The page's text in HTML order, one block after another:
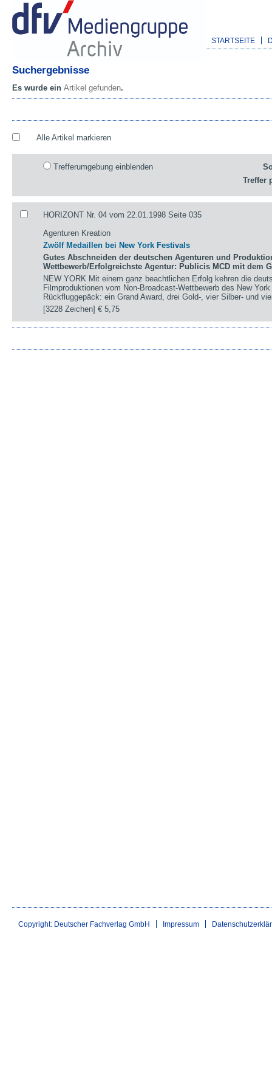
STARTSEITE
Suchergebnisse
Es wurde ein Artikel gefunden.
Alle Artikel markieren
Trefferumgebung einblenden
Treffer
HORIZONT Nr. 04 vom 22.01.1998 Seite 035
Agenturen Kreation
Zwölf Medaillen bei New York Festivals
Gutes Abschneiden der deutschen Agenturen und
Wettbewerb/Erfolgreichste Agentur: Publicis MCD mit dem
NEW YORK Mit einem ganz beachtlichen Erfolg kehren die
Filmproduktionen vom Non-Broadcast-Wettbewerb des New
Rückfluggepäck: ein Grand Award, drei Gold-, vier Silber- und
[3228 Zeichen]€ 5,75
Copyright: Deutscher Fachverlag GmbH Impressum